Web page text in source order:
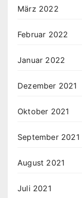
März 2022
Februar 2022
Januar 2022
Dezember 2021
Oktober 2021
September 2021
August 2021
Juli 2021